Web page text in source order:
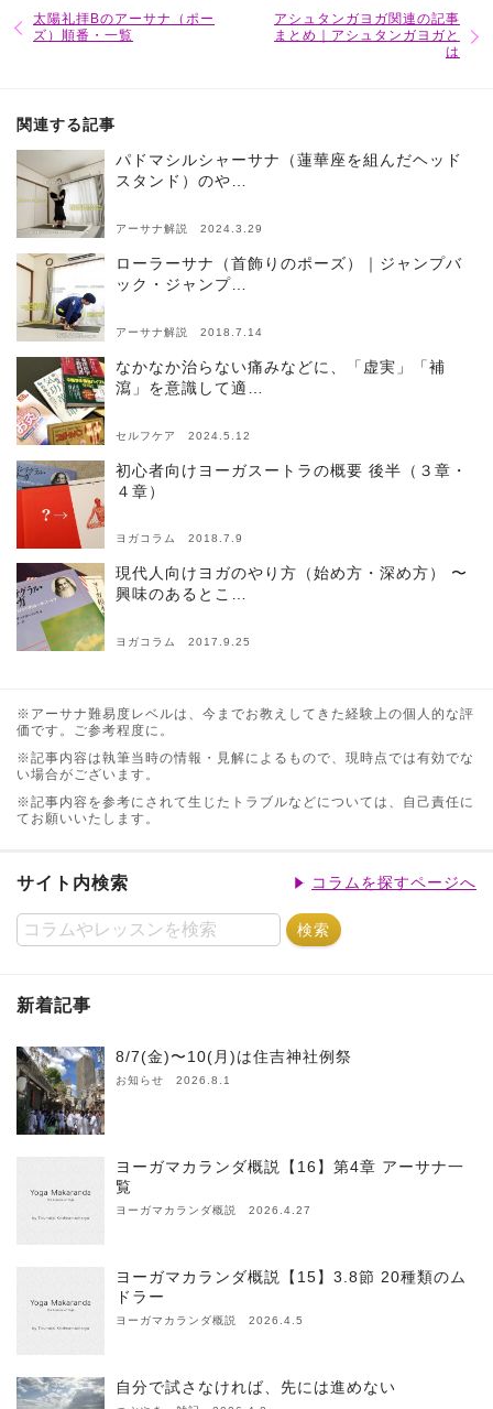
太陽礼拝Bのアーサナ（ポー
ズ）順番・一覧
アシュタンガヨガ関連の記事
まとめ｜アシュタンガヨガと
は
関連する記事
パドマシルシャーサナ（蓮華座を組んだヘッド
スタンド）のや…
アーサナ解説 2024.3.29
ローラーサナ（首飾りのポーズ）｜ジャンプバ
ック・ジャンプ…
アーサナ解説 2018.7.14
なかなか治らない痛みなどに、「虚実」「補
瀉」を意識して適…
セルフケア 2024.5.12
初心者向けヨーガスートラの概要 後半（３章・
４章）
ヨガコラム 2018.7.9
現代人向けヨガのやり方（始め方・深め方） 〜
興味のあるとこ…
ヨガコラム 2017.9.25
※アーサナ難易度レベルは、今までお教えしてきた経験上の個人的な評
価です。ご参考程度に。
※記事内容は執筆当時の情報・見解によるもので、現時点では有効でな
い場合がございます。
※記事内容を参考にされて生じたトラブルなどについては、自己責任に
てお願いいたします。
サイト内検索 コラムを探すページへ
新着記事
8/7(金)〜10(月)は住吉神社例祭
お知らせ 2026.8.1
ヨーガマカランダ概説【16】第4章 アーサナ一
覧
ヨーガマカランダ概説 2026.4.27
ヨーガマカランダ概説【15】3.8節 20種類のム
ドラー
ヨーガマカランダ概説 2026.4.5
自分で試さなければ、先には進めない